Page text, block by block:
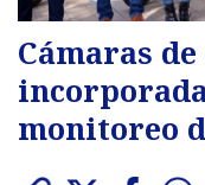
Cámaras
monitoreo